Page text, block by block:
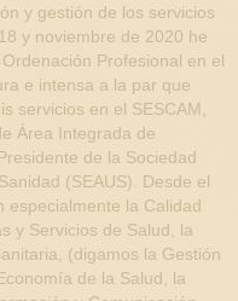
y gestión de los servicios
y noviembre de 2020 he
Profesional en el
e intensa a la par que
servicios en el SESCAM,
Área Integrada de
de la Sociedad
(SEAUS). Desde el
especialmente la Calidad
y Servicios de Salud, la
(digamos la Gestión
de la Salud, la